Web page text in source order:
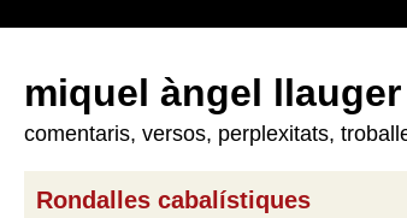
miquel àngel llauger
comentaris, versos, perplexitats,
Rondalles cabalístiques